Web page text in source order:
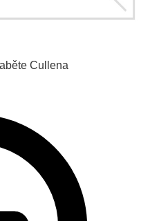
Cullena